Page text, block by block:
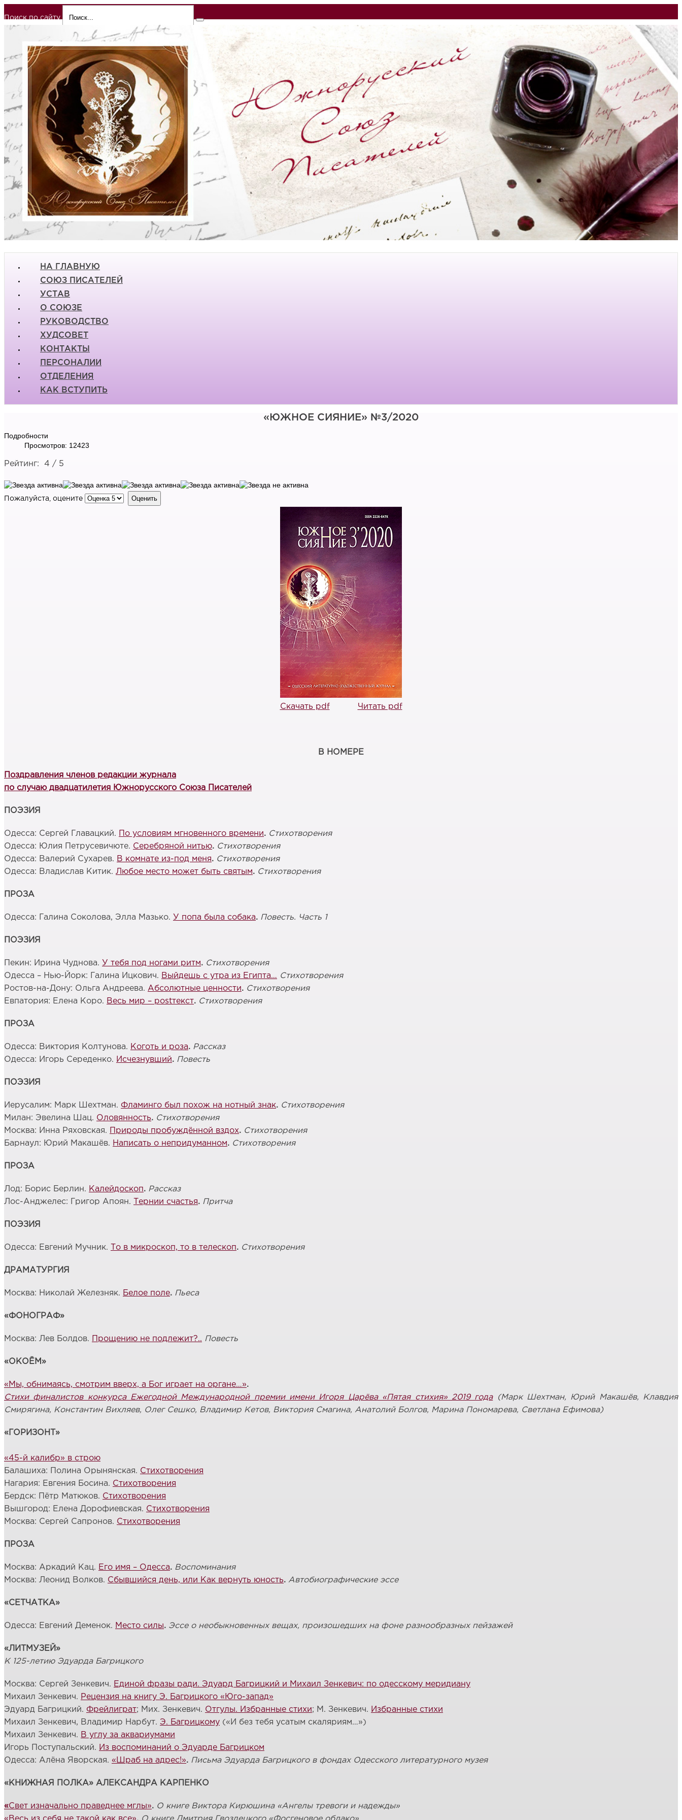
Поиск по сайту
НА ГЛАВНУЮ
СОЮЗ ПИСАТЕЛЕЙ
УСТАВ
О СОЮЗЕ
РУКОВОДСТВО
ХУДСОВЕТ
КОНТАКТЫ
ПЕРСОНАЛИИ
ОТДЕЛЕНИЯ
КАК ВСТУПИТЬ
«ЮЖНОЕ СИЯНИЕ» №3/2020
Подробности
Просмотров: 12423
Рейтинг: 4 / 5
Пожалуйста, оцените
Скачать pdf Читать pdf
В НОМЕРЕ
Поздравления членов редакции журнала
по случаю двадцатилетия Южнорусского Союза Писателей
ПОЭЗИЯ
Одесса: Сергей Главацкий. По условиям мгновенного времени. Стихотворения
Одесса: Юлия Петрусевичюте. Серебряной нитью. Стихотворения
Одесса: Валерий Сухарев. В комнате из-под меня. Стихотворения
Одесса: Владислав Китик. Любое место может быть святым. Стихотворения
ПРОЗА
Одесса: Галина Соколова, Элла Мазько. У попа была собака. Повесть. Часть 1
ПОЭЗИЯ
Пекин: Ирина Чуднова. У тебя под ногами ритм. Стихотворения
Одесса – Нью-Йорк: Галина Ицкович. Выйдешь с утра из Египта… Стихотворения
Ростов-на-Дону: Ольга Андреева. Абсолютные ценности. Стихотворения
Евпатория: Елена Коро. Весь мир – postтекст. Стихотворения
ПРОЗА
Одесса: Виктория Колтунова. Коготь и роза. Рассказ
Одесса: Игорь Середенко. Исчезнувший. Повесть
ПОЭЗИЯ
Иерусалим: Марк Шехтман. Фламинго был похож на нотный знак. Стихотворения
Милан: Эвелина Шац. Оловянность. Стихотворения
Москва: Инна Ряховская. Природы пробуждённой вздох. Стихотворения
Барнаул: Юрий Макашёв. Написать о непридуманном. Стихотворения
ПРОЗА
Лод: Борис Берлин. Калейдоскоп. Рассказ
Лос-Анджелес: Григор Апоян. Тернии счастья. Притча
ПОЭЗИЯ
Одесса: Евгений Мучник. То в микроскоп, то в телескоп. Стихотворения
ДРАМАТУРГИЯ
Москва: Николай Железняк. Белое поле. Пьеса
«ФОНОГРАФ»
Москва: Лев Болдов. Прощению не подлежит?.. Повесть
«ОКОЁМ»
«Мы, обнимаясь, смотрим вверх, а Бог играет на органе…».
Стихи финалистов конкурса Ежегодной Международной премии имени Игоря Царёва «Пятая стихия» 2019 года(Марк Шехтман, Юрий Макашёв, Клавдия
Смирягина, Константин Вихляев, Олег Сешко, Владимир Кетов, Виктория Смагина, Анатолий Болгов, Марина Пономарева, Светлана Ефимова)
«ГОРИЗОНТ»
«45-й калибр» в строю
Балашиха: Полина Орынянская. Стихотворения
Нагария: Евгения Босина. Стихотворения
Бердск: Пётр Матюков. Стихотворения
Вышгород: Елена Дорофиевская. Стихотворения
Москва: Сергей Сапронов. Стихотворения
ПРОЗА
Москва: Аркадий Кац. Его имя – Одесса. Воспоминания
Москва: Леонид Волков. Сбывшийся день, или Как вернуть юность. Автобиографические эссе
«СЕТЧАТКА»
Одесса: Евгений Деменок. Место силы. Эссе о необыкновенных вещах, произошедших на фоне разнообразных пейзажей
«ЛИТМУЗЕЙ»
К 125-летию Эдуарда Багрицкого
Москва: Сергей Зенкевич. Единой фразы ради. Эдуард Багрицкий и Михаил Зенкевич: по одесскому меридиану
Михаил Зенкевич. Рецензия на книгу Э. Багрицкого «Юго-запад»
Эдуард Багрицкий. Фрейлиграт; Мих. Зенкевич. Отгулы. Избранные стихи; М. Зенкевич. Избранные стихи
Михаил Зенкевич, Владимир Нарбут. Э. Багрицкому («И без тебя усатым скаляриям…»)
Михаил Зенкевич. В углу за аквариумами
Игорь Поступальский. Из воспоминаний о Эдуарде Багрицком
Одесса: Алёна Яворская. «Шраб на адрес!». Письма Эдуарда Багрицкого в фондах Одесского литературного музея
«КНИЖНАЯ ПОЛКА» АЛЕКСАНДРА КАРПЕНКО
«Свет изначально праведнее мглы». О книге Виктора Кирюшина «Ангелы тревоги и надежды»